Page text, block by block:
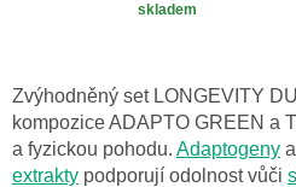
skladem
Zvýhodněný set LONGEVITY
kompozice ADAPTO GREEN a
a fyzickou pohodu. Adaptogeny
extrakty podporují odolnost vůči